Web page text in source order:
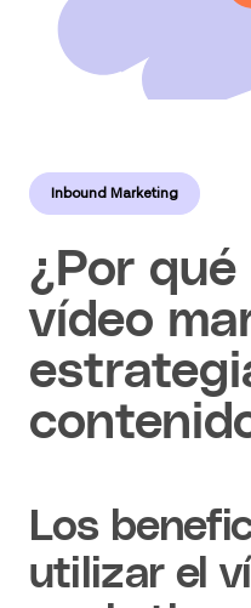
Inbound Marketing
¿Por qué
vídeo
Los
utilizar el